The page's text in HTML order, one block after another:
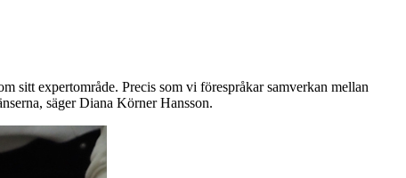
sitt expertområde. Precis som vi förespråkar samverkan mellan
säger Diana Körner Hansson.